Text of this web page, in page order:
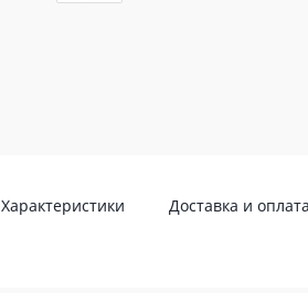
Характеристики Доставка и